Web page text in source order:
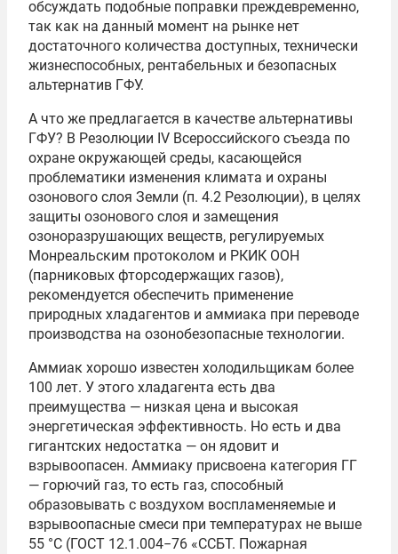
обсуждать подобные поправки преждевременно,
так как на данный момент на рынке нет
достаточного количества доступных, технически
жизнеспособных, рентабельных и безопасных
альтернатив ГФУ.
А что же предлагается в качестве альтернативы
ГФУ? В Резолюции IV Всероссийского съезда по
охране окружающей среды, касающейся
проблематики изменения климата и охраны
озонового слоя Земли (п. 4.2 Резолюции), в целях
защиты озонового слоя и замещения
озоноразрушающих веществ, регулируемых
Монреальским протоколом и РКИК ООН
(парниковых фторсодержащих газов),
рекомендуется обеспечить применение
природных хладагентов и аммиака при переводе
производства на озонобезопасные технологии.
Аммиак хорошо известен холодильщикам более
100 лет. У этого хладагента есть два
преимущества — низкая цена и высокая
энергетическая эффективность. Но есть и два
гигантских недостатка — он ядовит и
взрывоопасен. Аммиаку присвоена категория ГГ
— горючий газ, то есть газ, способный
образовывать с воздухом воспламеняемые и
взрывоопасные смеси при температурах не выше
55 °C (ГОСТ 12.1.004−76 «ССБТ. Пожарная